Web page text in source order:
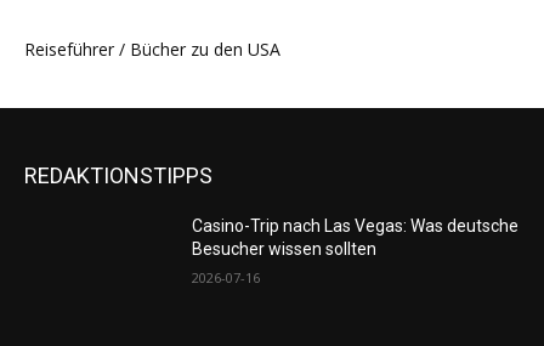
Reiseführer / Bücher zu den USA
REDAKTIONSTIPPS
Casino-Trip nach Las Vegas: Was deutsche
Besucher wissen sollten
2026-07-16